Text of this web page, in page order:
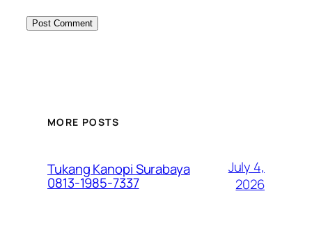
MORE POSTS
Tukang Kanopi Surabaya
0813-1985-7337
July 4,
2026